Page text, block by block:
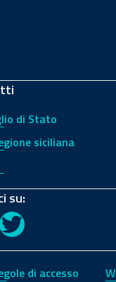
di Stato
siciliana
su:
Twitter
di accesso